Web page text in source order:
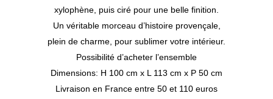
xylophène, puis ciré pour une belle finition.
Un véritable morceau d’histoire provençale,
plein de charme, pour sublimer votre intérieur.
Possibilité d’acheter l’ensemble
Dimensions: H 100 cm x L 113 cm x P 50 cm
Livraison en France entre 50 et 110 euros